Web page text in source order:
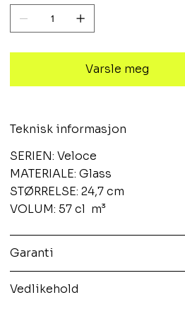
Varsle meg
Teknisk informasjon
SERIEN: Veloce
MATERIALE: Glass
STØRRELSE: 24,7 cm
VOLUM: 57 cl m³
Garanti
Vedlikehold